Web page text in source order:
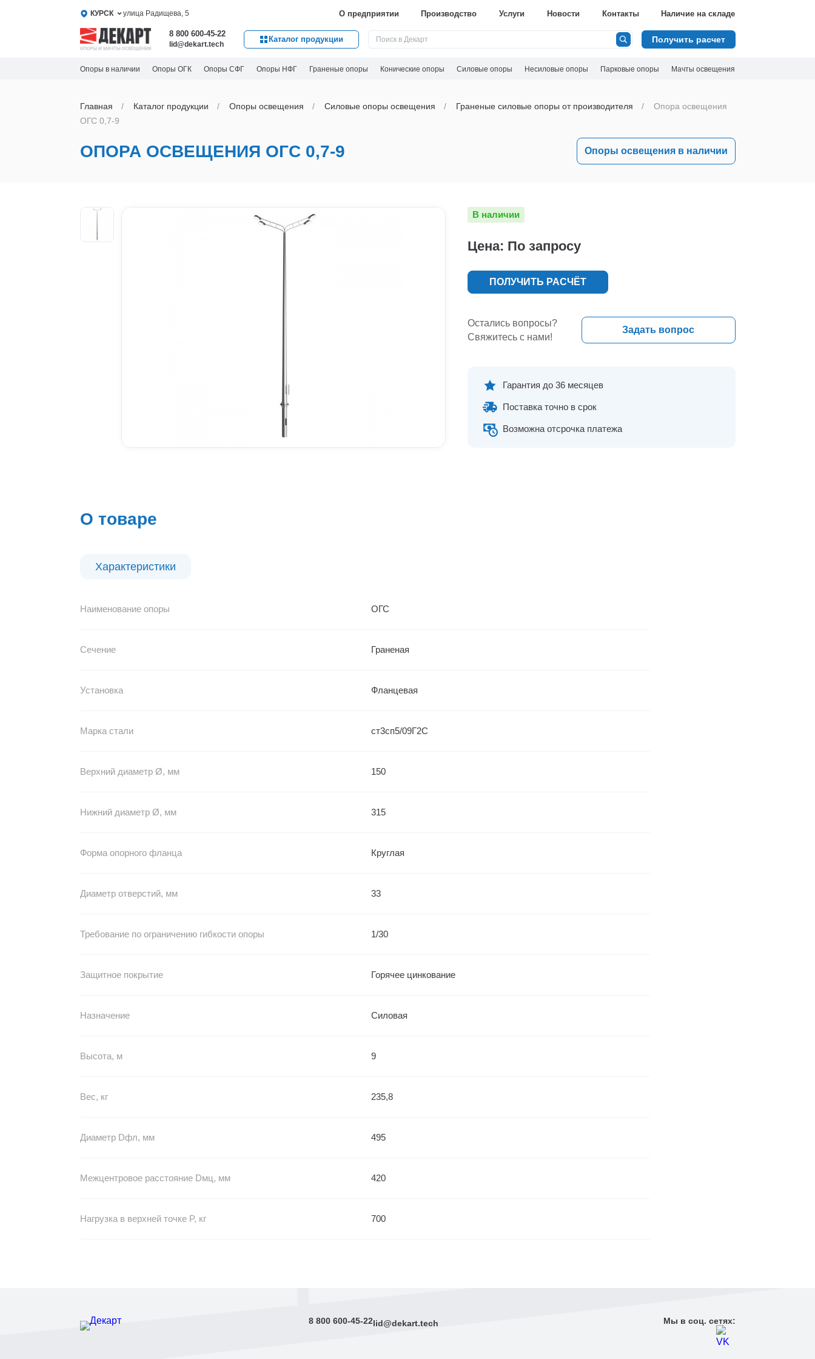
КУРСК улица Радищева, 5 О предприятии Производство Услуги Новости Контакты Наличие на складе
8 800 600-45-22
lid@dekart.tech
Каталог продукции Получить расчет
Опоры в наличии Опоры ОГК Опоры СФГ Опоры НФГ Граненые опоры Конические опоры Силовые опоры Несиловые опоры Парковые опоры Мачты освещения
Главная Каталог продукции Oпоры oсвeщения Силовые опоры освещения Граненые силовые опоры от производителя
Опора освещения
ОГС 0,7-9
ОПОРА ОСВЕЩЕНИЯ ОГС 0,7-9 Опоры освещения в наличии
В наличии
Цена: По запросу
ПОЛУЧИТЬ РАСЧЁТ
Остались вопросы?
Свяжитесь с нами!
Задать вопрос
Гарантия до 36 месяцев
Поставка точно в срок
Возможна отсрочка платежа
О товаре
Характеристики
Наименование опоры ОГС
Сечение Граненая
Установка Фланцевая
Марка стали ст3сп5/09Г2С
Верхний диаметр Ø, мм 150
Нижний диаметр Ø, мм 315
Форма опорного фланца Круглая
Диаметр отверстий, мм 33
Требование по ограничению гибкости опоры 1/30
Защитное покрытие Горячее цинкование
Назначение Силовая
Высота, м 9
Вес, кг 235,8
Диаметр Dфл, мм 495
Межцентровое расстояние Dмц, мм 420
Нагрузка в верхней точке P, кг 700
8 800 600-45-22lid@dekart.tech Мы в соц. сетях: